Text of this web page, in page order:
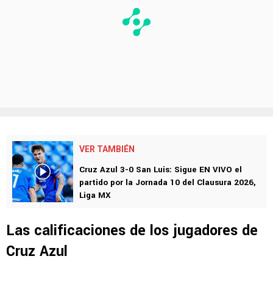
VER TAMBIÉN
Cruz Azul 3-0 San Luis: Sigue EN VIVO el
partido por la Jornada 10 del Clausura 2026,
Liga MX
Las calificaciones de los jugadores de
Cruz Azul